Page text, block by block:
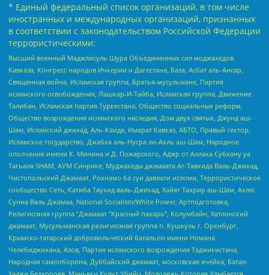
* Единый федеральный список организаций, в том числе
иностранных и международных организаций, признанных
в соответствии с законодательством Российской Федерации
террористическими:
Высший военный Маджлисуль Шура Объединенных сил моджахедов
Кавказа, Конгресс народов Ичкерии и Дагестана, База, Асбат аль-Ансар,
Священная война, Исламская группа, Братья-мусульмане, Партия
исламского освобождения, Лашкар-И-Тайба, Исламская группа, Движение
Талибан, Исламская партия Туркестана, Общество социальных реформ,
Общество возрождения исламского наследия, Дом двух святых, Джунд аш-
Шам, Исламский джихад, Аль-Каида, Имарат Кавказ, АБТО, Правый сектор,
Исламское государство, Джабха аль-Нусра ли-Ахль аш-Шам, Народное
ополчение имени К. Минина и Д. Пожарского, Аджр от Аллаха Субхану уа
Тагьаля SHAM, АУМ Синрике, Муджахеды джамаата Ат-Тавхида Валь-Джихад,
Чистопольский Джамаат, Рохнамо ба суи давлати исломи, Террористическое
сообщество Сеть, Катиба Таухид валь-Джихад, Хайят Тахрир аш-Шам, Ахлю
Сунна Валь Джамаа, National Socialism/White Power, Артподготовка,
Религиозная группа “Джамаат “Красный пахарь”, Колумбайн, Хатлонский
джамаат, Мусульманская религиозная группа п. Кушкуль г. Оренбург,
Крымско-татарский добровольческий батальон имени Номана
Челебиджихана, Азов, Партия исламского возрождения Таджикистана,
Народная самооборона, Дуббайский джамаат, московская ячейка, Батал-